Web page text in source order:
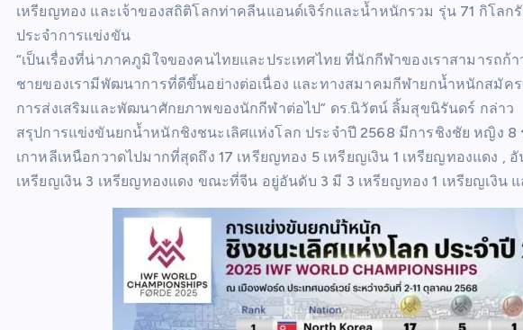
เหรียญทอง และเจ้าของสถิติโลกท่าคลีนแอนด์เจิร์กและน้ำหนักรวม รุ่น 71 กิโลก
ประจำการแข่งขัน
“เป็นเรื่องที่น่าภาคภูมิใจของคนไทยและประเทศไทย ที่นักกีฬาของเราสามารถ
ชายของเรามีพัฒนาการที่ดีขึ้นอย่างต่อเนื่อง และทางสมาคมกีฬายกน้ำหนักสมัคร
การส่งเสริมและพัฒนาศักยภาพของนักกีฬาต่อไป” ดร.นิวัตน์ ลิ้มสุขนิรันดร์ กล่าว
สรุปการแข่งขันยกน้ำหนักชิงชนะเลิศแห่งโลก ประจำปี 2568 มีการชิงชัย หญิง 8
เกาหลีเหนือกวาดไปมากที่สุดถึง 17 เหรียญทอง 5 เหรียญเงิน 1 เหรียญทองแดง ,
เหรียญเงิน 3 เหรียญทองแดง ขณะที่จีน อยู่อันดับ 3 มี 3 เหรียญทอง 1 เหรียญเงิน